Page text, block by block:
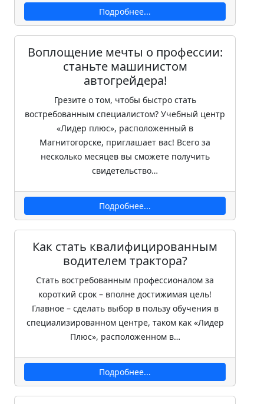
Подробнее...
Воплощение мечты о профессии:
станьте машинистом
автогрейдера!
Грезите о том, чтобы быстро стать
востребованным специалистом? Учебный центр
«Лидер плюс», расположенный в
Магнитогорске, приглашает вас! Всего за
несколько месяцев вы сможете получить
свидетельство…
Подробнее...
Как стать квалифицированным
водителем трактора?
Стать востребованным профессионалом за
короткий срок – вполне достижимая цель!
Главное – сделать выбор в пользу обучения в
специализированном центре, таком как «Лидер
Плюс», расположенном в…
Подробнее...